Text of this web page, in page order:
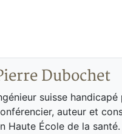
Dubochet
suisse
auteur et
Haute École de la santé.